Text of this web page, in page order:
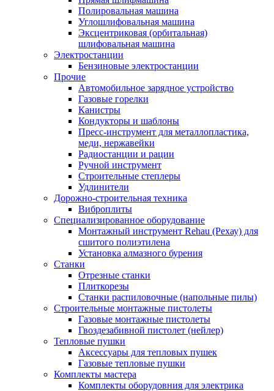
Полировальная машина
Углошлифовальная машина
Эксцентриковая (орбитальная)
шлифовальная машина
Электростанции
Бензиновые электростанции
Прочие
Автомобильное зарядное устройство
Газовые горелки
Канистры
Кондукторы и шаблоны
Пресс-инструмент для металлопластика,
меди, нержавейки
Радиостанции и рации
Ручной инструмент
Строительные степлеры
Удлинители
Дорожно-строительная техника
Виброплиты
Специализированное оборудование
Монтажный инструмент Rehau (Рехау) для
сшитого полиэтилена
Установка алмазного бурения
Станки
Отрезные станки
Плиткорезы
Станки распиловочные (напольные пилы)
Строительные монтажные пистолеты
Газовые монтажные пистолеты
Гвоздезабивной пистолет (нейлер)
Тепловые пушки
Аксессуары для тепловых пушек
Газовые тепловые пушки
Комплекты мастера
Комплекты оборудовния для электрика